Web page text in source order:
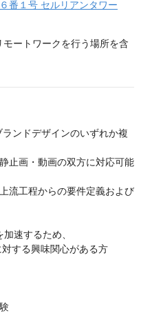
番１号 セルリアンタワー
ートワークを行う場所を含
ンドデザインのいずれか複
止画・動画の双方に対応可能
流工程からの要件定義および
速するため、
する興味関心がある方